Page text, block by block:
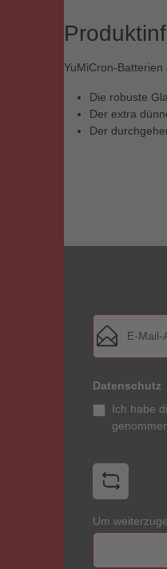
YuMiCron-
Die robuste
Der extra
Der
E-Mail-Adresse*
Datenschutz
Ich habe
Um